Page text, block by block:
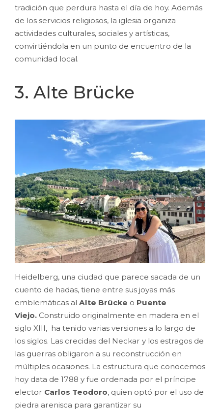
tradición que perdura hasta el día de hoy. Además
de los servicios religiosos, la iglesia organiza
actividades culturales, sociales y artísticas,
convirtiéndola en un punto de encuentro de la
comunidad local.
3. Alte Brücke
Heidelberg, una ciudad que parece sacada de un
cuento de hadas, tiene entre sus joyas más
emblemáticas al Alte Brücke o Puente
Viejo. Construido originalmente en madera en el
siglo XIII, ha tenido varias versiones a lo largo de
los siglos. Las crecidas del Neckar y los estragos de
las guerras obligaron a su reconstrucción en
múltiples ocasiones. La estructura que conocemos
hoy data de 1788 y fue ordenada por el príncipe
elector Carlos Teodoro, quien optó por el uso de
piedra arenisca para garantizar su